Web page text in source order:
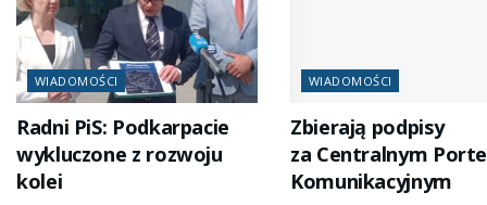
WIADOMOŚCI
Radni PiS: Podkarpacie
wykluczone z rozwoju
kolei
WIADOMOŚCI
Zbierają podpisy
za Centralnym
Komunikacyjnym